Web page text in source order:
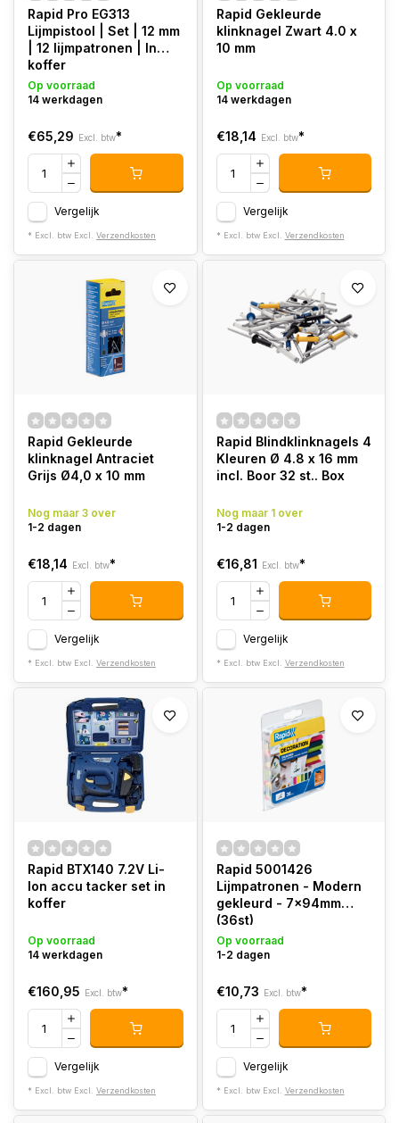
Rapid Pro EG313
Lijmpistool | Set | 12 mm
| 12 lijmpatronen | In
koffer
Op voorraad
14 werkdagen
€65,29 Excl. btw*
Vergelijk
* Excl. btw Excl. Verzendkosten
Rapid Gekleurde
klinknagel Zwart 4.0 x
10 mm
Op voorraad
14 werkdagen
€18,14 Excl. btw*
Vergelijk
* Excl. btw Excl. Verzendkosten
Rapid Gekleurde
klinknagel Antraciet
Grijs Ø4,0 x 10 mm
Nog maar 3 over
1-2 dagen
€18,14 Excl. btw*
Vergelijk
* Excl. btw Excl. Verzendkosten
Rapid Blindklinknagels 4
Kleuren Ø 4.8 x 16 mm
incl. Boor 32 st.. Box
Nog maar 1 over
1-2 dagen
€16,81 Excl. btw*
Vergelijk
* Excl. btw Excl. Verzendkosten
Rapid BTX140 7.2V Li-
Ion accu tacker set in
koffer
Op voorraad
14 werkdagen
€160,95 Excl. btw*
Vergelijk
* Excl. btw Excl. Verzendkosten
Rapid 5001426
Lijmpatronen - Modern
gekleurd - 7x94mm
(36st)
Op voorraad
1-2 dagen
€10,73 Excl. btw*
Vergelijk
* Excl. btw Excl. Verzendkosten